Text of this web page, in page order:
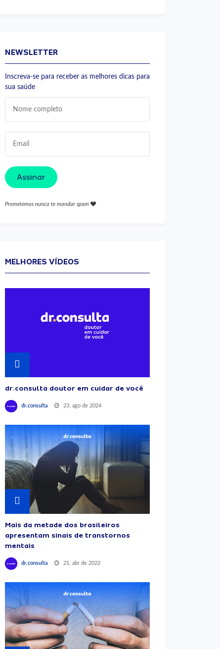
NEWSLETTER
Inscreva-se para receber as melhores dicas para
sua saúde
Assinar
Prometemos nunca te mandar spam
MELHORES VÍDEOS
dr.consulta doutor em cuidar de você
dr.consulta 23, ago de 2024
Mais da metade dos brasileiros
apresentam sinais de transtornos
mentais
dr.consulta 21, abr de 2022